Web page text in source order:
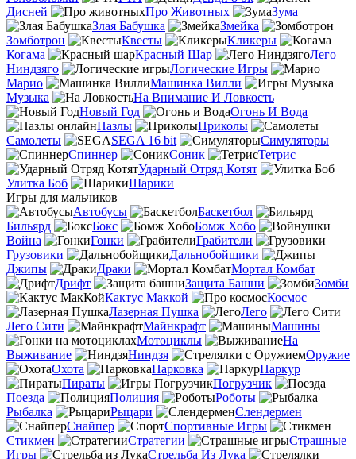
Дисней
Про Животных
Зума
Злая Бабушка
Змейка
Зомботрон
Квесты
Кликеры
Когама
Красный Шар
Лего
Ниндзяго
Логические Игры
Марио
Машинка Вилли
Музыка
На Внимание И Ловкость
Новый Год
Огонь И Вода
Пазлы
Приколы
Самолеты
SEGA 16 bit
Симуляторы
Спиннер
Соник
Тетрис
Ударный Отряд Котят
Улитка Боб
Шарики
Игры для мальчиков
Автобусы
Баскетбол
Бильярд
Бокс
Бомж Хобо
Война
Гонки
Грабители
Грузовики
Дальнобойщики
Джипы
Драки
Мортал Комбат
Дрифт
Защита Башни
Зомби
Кактус Маккой
Космос
Лазерная Пушка
Лего
Лего Сити
Майнкрафт
Машины
Мотоциклы
На
Выживание
Ниндзя
Оружие
Охота
Парковка
Паркур
Пираты
Погрузчик
Поезда
Полиция
Роботы
Рыбалка
Рыцари
Слендермен
Снайпер
Спортивные Игры
Стикмен
Стратегии
Страшные
Игры
Стрельба Из Лука